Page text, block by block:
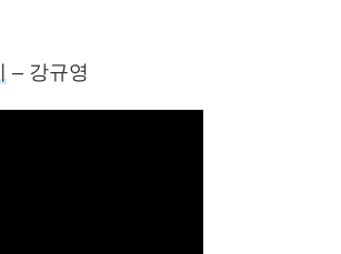
– 강규영